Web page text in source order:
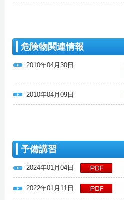
危険物関連情報
2010年04月30日
2010年04月09日
予備講習
2024年01月04日
2022年01月11日